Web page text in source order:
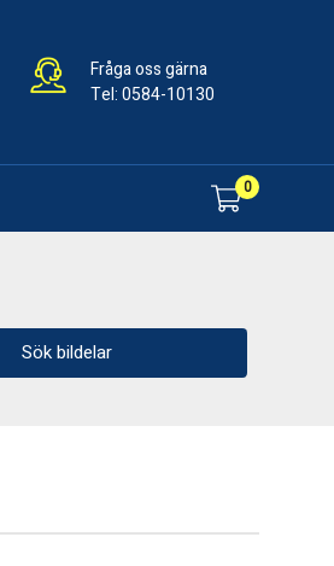
Fråga oss gärna
Tel:0584-10130
0
Sök bildelar